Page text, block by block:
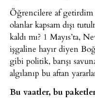
Öğrencilere af getirdim
olanlar kapsam dışı
kaldı mı? 1 Mayıs’ta,
işgaline hayır diyen
gibi politik, barışı
algılanıp bu aftan
Bu vaatler, bu